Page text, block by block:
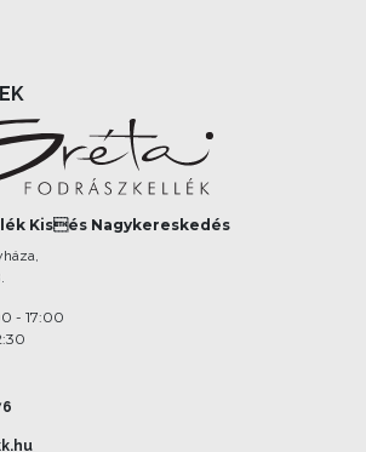
Kisés Nagykereskedés
- 17:00